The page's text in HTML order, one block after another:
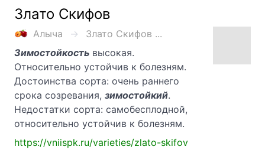
Злато Скифов
Алыча
Злато Скифов ...
Зимостойкость высокая.
Относительно устойчив к болезням.
Достоинства сорта: очень раннего
срока созревания, зимостойкий.
Недостатки сорта: самобесплодной,
относительно устойчив к болезням.
https://vniispk.ru/varieties/zlato-skifov